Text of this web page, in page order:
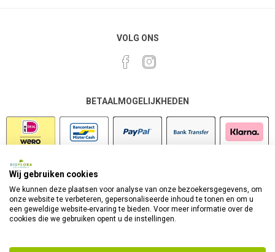
VOLG ONS
BETAALMOGELIJKHEDEN
Wij gebruiken cookies
We kunnen deze plaatsen voor analyse van onze bezoekersgegevens, om
onze website te verbeteren, gepersonaliseerde inhoud te tonen en om u
een geweldige website-ervaring te bieden. Voor meer informatie over de
cookies die we gebruiken opent u de instellingen.